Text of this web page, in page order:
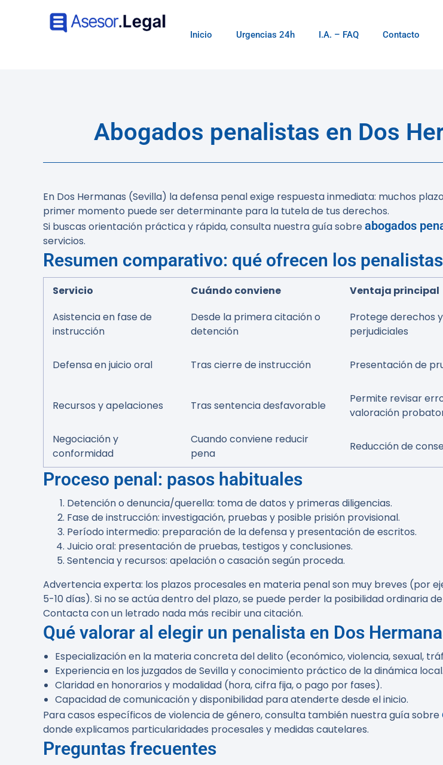
Inicio Urgencias 24h I.A. – FAQ Contacto
Abogados penalistas en Dos
En Dos Hermanas (Sevilla) la defensa penal exige respuesta inmediata: muchos
primer momento puede ser determinante para la tutela de tus derechos.
Si buscas orientación práctica y rápida, consulta nuestra guía sobreabogados
servicios.
Resumen comparativo: qué ofrecen los
Servicio Cuándo conviene Ventaja principal
Asistencia en fase de
instrucción
Desde la primera citación o
detención
Protege derechos
perjudiciales
Defensa en juicio oral Tras cierre de instrucción Presentación de
Recursos y apelaciones Tras sentencia desfavorable
Permite revisar
valoración
Negociación y
conformidad
Cuando conviene reducir
pena
Reducción de
Proceso penal: pasos habituales
Detención o denuncia/querella: toma de datos y primeras diligencias.
Fase de instrucción: investigación, pruebas y posible prisión provisional.
Período intermedio: preparación de la defensa y presentación de escritos.
Juicio oral: presentación de pruebas, testigos y conclusiones.
Sentencia y recursos: apelación o casación según proceda.
Advertencia experta: los plazos procesales en materia penal son muy breves (por
5-10 días). Si no se actúa dentro del plazo, se puede perder la posibilidad ordinaria
Contacta con un letrado nada más recibir una citación.
Qué valorar al elegir un penalista en Dos
Especialización en la materia concreta del delito (económico, violencia, sexual,
Experiencia en los juzgados de Sevilla y conocimiento práctico de la dinámica local.
Claridad en honorarios y modalidad (hora, cifra fija, o pago por fases).
Capacidad de comunicación y disponibilidad para atenderte desde el inicio.
Para casos específicos de violencia de género, consulta también nuestra guía sobre
donde explicamos particularidades procesales y medidas cautelares.
Preguntas frecuentes